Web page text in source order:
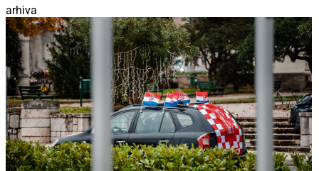
arhiva